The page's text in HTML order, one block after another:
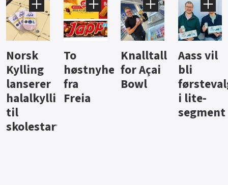
Knalltall
for Açai
Bowl
Aass vil
bli
førstevalg
i lite-
Brus og
jus fra
Berentsen
Hard
iste fra
Hansa